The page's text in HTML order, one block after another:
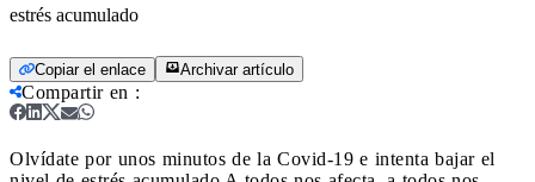
estrés acumulado
Copiar el enlace Archivar artículo
Compartir en :
Olvídate por unos minutos de la Covid-19 e intenta bajar el